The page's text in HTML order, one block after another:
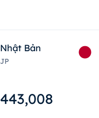
Nhật Bản
JP
443,008